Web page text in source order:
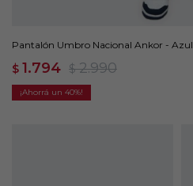
Pantalón Umbro Nacional Ankor - Azul
$ 1.794 $ 2.990
40